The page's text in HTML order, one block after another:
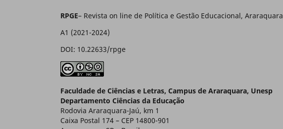
RPGE– Revista on line de Política e Gestão Educacional,
A1 (2021-2024)
DOI: 10.22633/rpge
Faculdade de Ciências e Letras, Campus de Araraquara, Unesp
Departamento Ciências da Educação
Rodovia Araraquara-Jaú, km 1
Caixa Postal 174 – CEP 14800-901